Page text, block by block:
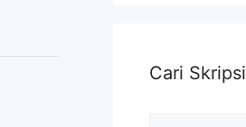
Cari Skripsi
Cari